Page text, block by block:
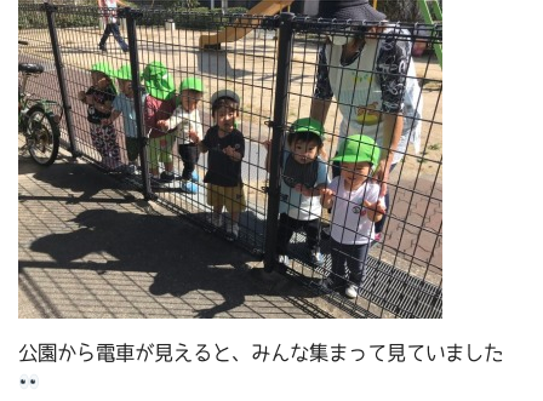
公園から電車が見えると、みんな集まって見ていました